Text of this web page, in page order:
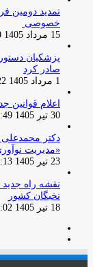
تمدید دومین
خصوصی
15 مرداد 1405 19:50
صادر کرد
1 مرداد 1405 17:22
اعلام
30 تیر 1405 16:49
دکتر محمدعلی
«مدیریت
23 تیر 1405 12:13
نقشه راه جدید
نخبگان کشور
18 تیر 1405 17:02